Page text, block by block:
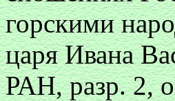
горскими
царя Ивана
РАН, разр. 2,